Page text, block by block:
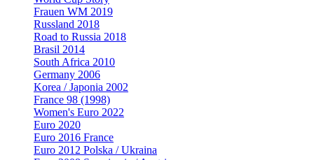
Frauen WM 2019
Russland 2018
Road to Russia 2018
Brasil 2014
South Africa 2010
Germany 2006
Korea / Japonia 2002
France 98 (1998)
Women's Euro 2022
Euro 2020
Euro 2016 France
Euro 2012 Polska / Ukraina